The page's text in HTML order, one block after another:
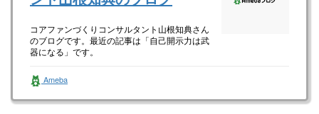
コアファンづくりコンサルタント山根知典さん
のブログです。最近の記事は「自己開示力は武
器になる」です。
Ameba